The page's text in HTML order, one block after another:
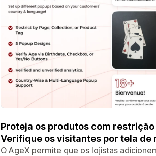
Proteja os produtos com
Verifique os visitantes por tela
O AgeX permite que os lojistas